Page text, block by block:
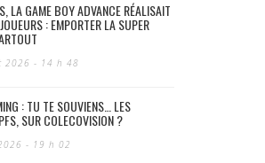
LA GAME BOY ADVANCE RÉALISAIT
: EMPORTER LA SUPER
2026 - 14 h 48
: TU TE SOUVIENS… LES
SUR COLECOVISION ?
- 19 h 02